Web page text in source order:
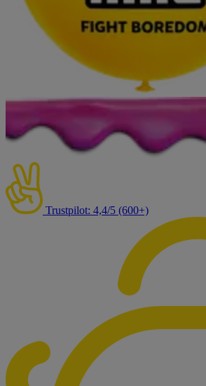
Trustpilot: 4,4/5 (600+)